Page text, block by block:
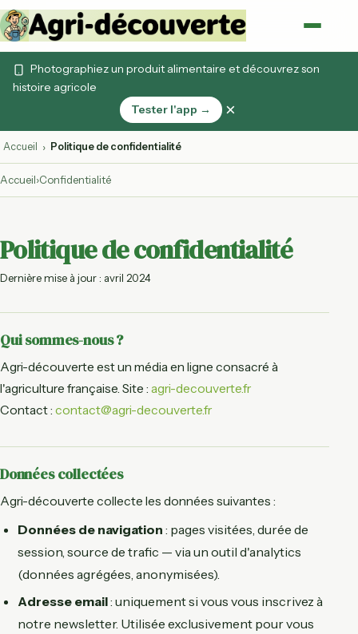
Photographiez un produit alimentaire et découvrez son
histoire agricole
Tester l'app →
×
Accueil › Politique de confidentialité
Accueil›Confidentialité
Politique de confidentialité
Dernière mise à jour : avril 2024
Qui sommes-nous ?
Agri-découverte est un média en ligne consacré à
l'agriculture française. Site : agri-decouverte.fr
Contact : contact@agri-decouverte.fr
Données collectées
Agri-découverte collecte les données suivantes :
Données de navigation : pages visitées, durée de
session, source de trafic — via un outil d'analytics
(données agrégées, anonymisées).
Adresse email: uniquement si vous vous inscrivez à
notre newsletter. Utilisée exclusivement pour vous